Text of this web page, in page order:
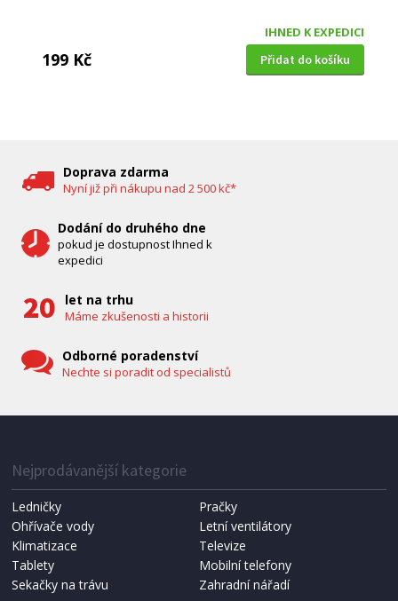
IHNED K EXPEDICI
199 Kč Přidat do košíku
NÁHRADNÍ SÁČKY DO VYSAVAČE
Koma KRA-SB02S (Multi Bag, S-BAG SMS)
Doprava zdarma
Nyní již při nákupu nad 2 500 kč*
Dodání do druhého dne
pokud je dostupnost Ihned k
expedici
let na trhu
Máme zkušenosti a historii
Odborné poradenství
Nechte si poradit od specialistů
Nejprodávanější kategorie
Ledničky
Pračky
Ohřívače vody
Letní ventilátory
Klimatizace
Televize
Tablety
Mobilní telefony
Sekačky na trávu
Zahradní nářadí